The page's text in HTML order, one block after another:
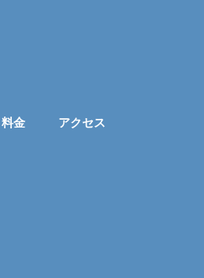
料金 アクセス